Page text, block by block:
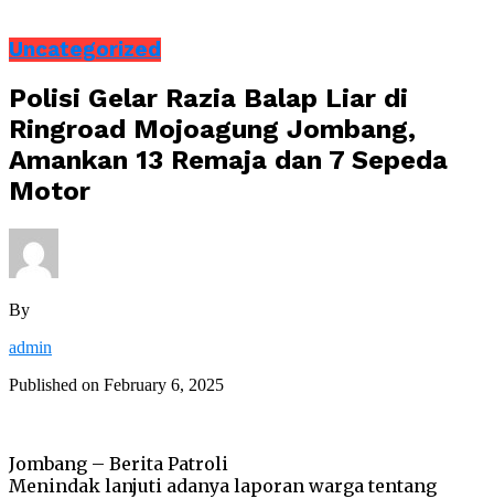
Uncategorized
Polisi Gelar Razia Balap Liar di
Ringroad Mojoagung Jombang,
Amankan 13 Remaja dan 7 Sepeda
Motor
By
admin
Published on February 6, 2025
Jombang – Berita Patroli
Menindak lanjuti adanya laporan warga tentang